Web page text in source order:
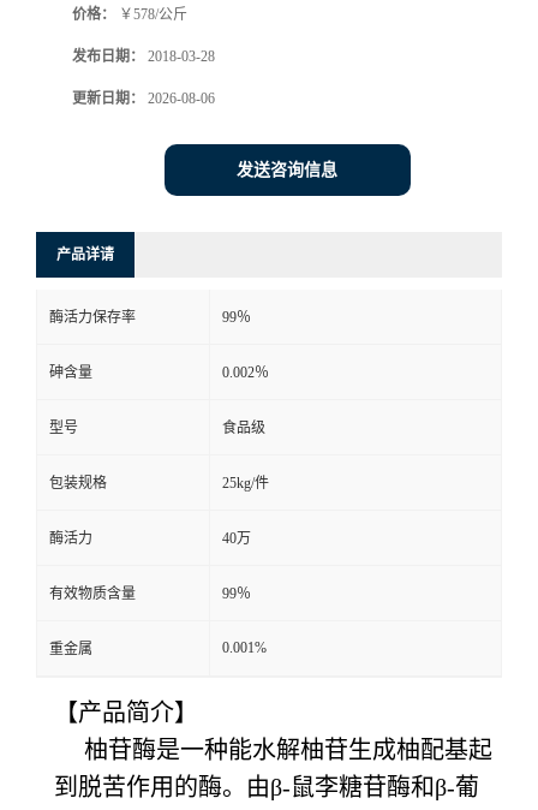
价格： ￥578/公斤
发布日期： 2018-03-28
更新日期： 2026-08-06
发送咨询信息
产品详请
酶活力保存率 99％
砷含量 0.002％
型号 食品级
包装规格 25kg/件
酶活力 40万
有效物质含量 99％
重金属 0.001%
【产品简介】
柚苷酶是一种能水解柚苷生成柚配基起
到脱苦作用的酶。由β-鼠李糖苷酶和β-葡